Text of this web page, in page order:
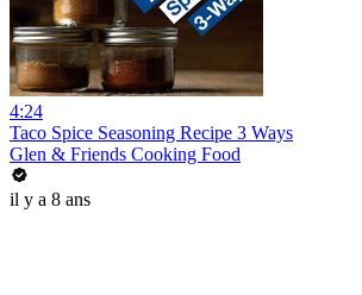
4:24
Taco Spice Seasoning Recipe 3 Ways
Glen & Friends Cooking Food
il y a 8 ans